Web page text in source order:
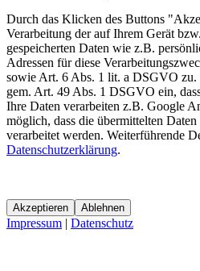
Durch das Klicken des Buttons
Verarbeitung der auf Ihrem Gerät
gespeicherten Daten wie z.B.
Adressen für diese
sowie Art. 6 Abs. 1 lit. a DSGVO
gem. Art. 49 Abs. 1 DSGVO ein,
Ihre Daten verarbeiten z.B. Google
möglich, dass die übermittelten
verarbeitet werden. Weiterführende
Datenschutzerklärung.
Akzeptieren Ablehnen
Impressum | Datenschutz